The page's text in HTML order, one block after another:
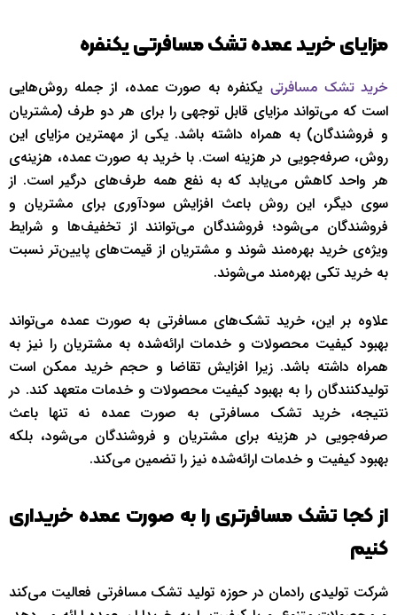
مزایای خرید عمده تشک مسافرتی یکنفره
خرید تشک مسافرتی یکنفره به صورت عمده، از جمله روش‌هایی
است که می‌تواند مزایای قابل توجهی را برای هر دو طرف (مشتریان
و فروشندگان) به همراه داشته باشد. یکی از مهمترین مزایای این
روش، صرفه‌جویی در هزینه است. با خرید به صورت عمده، هزینه‌ی
هر واحد کاهش می‌یابد که به نفع همه طرف‌های درگیر است. از
سوی دیگر، این روش باعث افزایش سودآوری برای مشتریان و
فروشندگان می‌شود؛ فروشندگان می‌توانند از تخفیف‌ها و شرایط
ویژه‌ی خرید بهره‌مند شوند و مشتریان از قیمت‌های پایین‌تر نسبت
به خرید تکی بهره‌مند می‌شوند.
علاوه بر این، خرید تشک‌های مسافرتی به صورت عمده می‌تواند
بهبود کیفیت محصولات و خدمات ارائه‌شده به مشتریان را نیز به
همراه داشته باشد. زیرا افزایش تقاضا و حجم خرید ممکن است
تولیدکنندگان را به بهبود کیفیت محصولات و خدمات متعهد کند. در
نتیجه، خرید تشک مسافرتی به صورت عمده نه تنها باعث
صرفه‌جویی در هزینه برای مشتریان و فروشندگان می‌شود، بلکه
بهبود کیفیت و خدمات ارائه‌شده نیز را تضمین می‌کند.
از کجا تشک مسافرتری را به صورت عمده خریداری
کنیم
شرکت تولیدی رادمان در حوزه تولید تشک مسافرتی فعالیت می‌کند